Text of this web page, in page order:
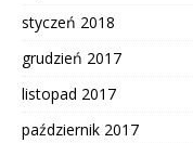
styczeń 2018
grudzień 2017
listopad 2017
październik 2017